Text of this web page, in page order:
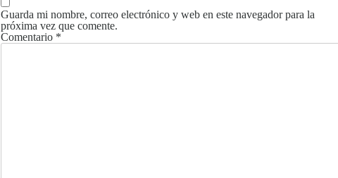
Guarda mi nombre, correo electrónico y web en este navegador para la
próxima vez que comente.
Comentario *